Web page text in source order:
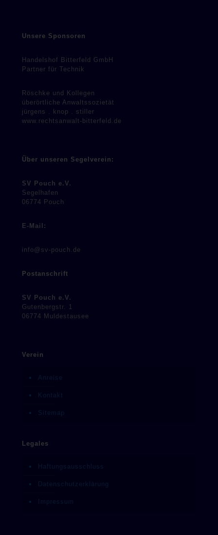
Unsere Sponsoren
Handelshof Bitterfeld GmbH
Partner für Technik
Röschke und Kollegen
überörtliche Anwaltssozietät
jürgens . knop . stiller
www.rechtsanwalt-bitterfeld.de
Über unseren Segelverein:
SV Pouch e.V.
Segelhafen
06774 Pouch
E-Mail:
info@sv-pouch.de
Postanschrift
SV Pouch e.V.
Gutenbergstr. 1
06774 Muldestausee
Verein
Anreise
Kontakt
Sitemap
Legales
Haftungsausschluss
Datenschutzerklärung
Impressum